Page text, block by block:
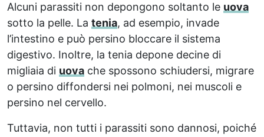
Alcuni parassiti non depongono soltanto le uova
sotto la pelle. La tenia, ad esempio, invade
l’intestino e può persino bloccare il sistema
digestivo. Inoltre, la tenia depone decine di
migliaia di uova che spossono schiudersi, migrare
o persino diffondersi nei polmoni, nei muscoli e
persino nel cervello.
Tuttavia, non tutti i parassiti sono dannosi, poiché